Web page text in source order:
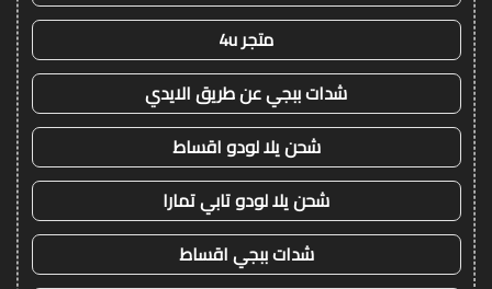
متجر 4u
شدات ببجي عن طريق الايدي
شحن يلا لودو اقساط
شحن يلا لودو تابي تمارا
شدات ببجي اقساط